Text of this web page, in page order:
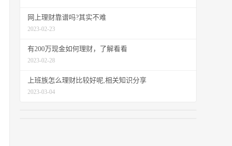
网上理财靠谱吗?其实不难
2023-02-23
有200万现金如何理财，了解看看
2023-02-28
上班族怎么理财比较好呢,相关知识分享
2023-03-04